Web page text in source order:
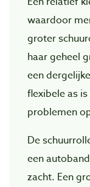
waardoor
groter
haar geheel
een
flexibele as
problemen
De
een
zacht. Een